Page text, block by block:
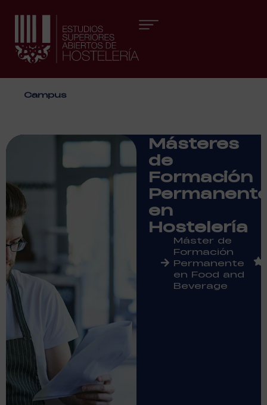
Campus
Másteres
de
Formación
en
Hostelería
Máster de
Formación
Permanente
en Food and
Beverage